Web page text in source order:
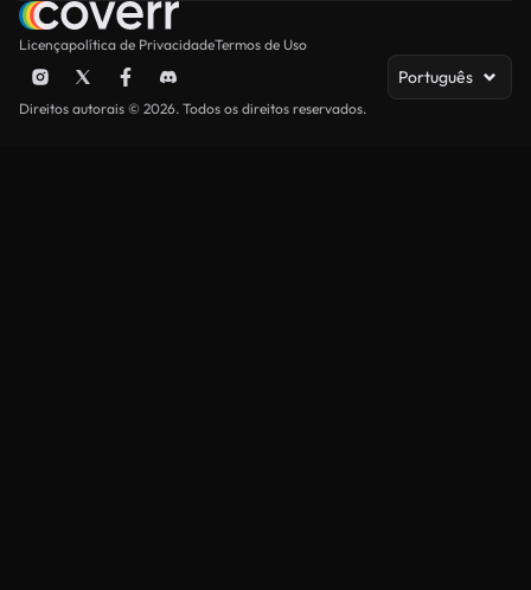
Licençapolítica de PrivacidadeTermos de Uso
Português
Direitos autorais © 2026. Todos os direitos reservados.